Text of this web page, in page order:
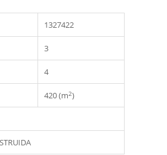
1327422
3
4
420 (m2)